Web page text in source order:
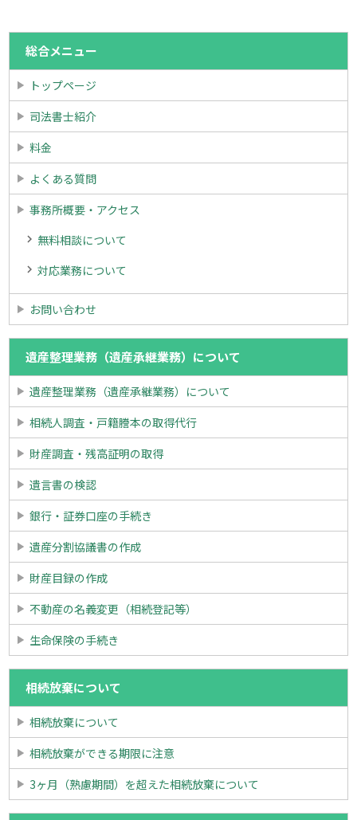
総合メニュー
トップページ
司法書士紹介
料金
よくある質問
事務所概要・アクセス
無料相談について
対応業務について
お問い合わせ
遺産整理業務（遺産承継業務）について
遺産整理業務（遺産承継業務）について
相続人調査・戸籍謄本の取得代行
財産調査・残高証明の取得
遺言書の検認
銀行・証券口座の手続き
遺産分割協議書の作成
財産目録の作成
不動産の名義変更（相続登記等）
生命保険の手続き
相続放棄について
相続放棄について
相続放棄ができる期限に注意
3ヶ月（熟慮期間）を超えた相続放棄について